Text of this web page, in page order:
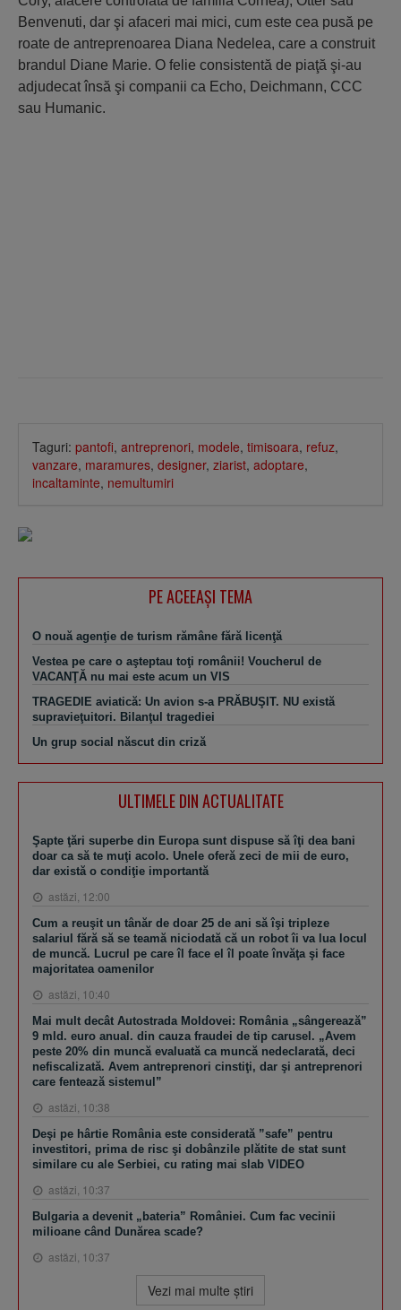
Benvenuti, dar şi afaceri mai mici, cum este cea pusă pe
roate de antreprenoarea Diana Nedelea, care a construit
brandul Diane Marie. O felie consistentă de piaţă şi-au
adjudecat însă şi companii ca Echo, Deichmann, CCC
sau Humanic.
Taguri: pantofi, antreprenori, modele, timisoara, refuz,
vanzare, maramures, designer, ziarist, adoptare,
incaltaminte, nemultumiri
PE ACEEAŞI TEMA
O nouă agenţie de turism rămâne fără licenţă
Vestea pe care o aşteptau toţi românii! Voucherul de
VACANŢĂ nu mai este acum un VIS
TRAGEDIE aviatică: Un avion s-a PRĂBUŞIT. NU există
supravieţuitori. Bilanţul tragediei
Un grup social născut din criză
ULTIMELE DIN ACTUALITATE
Şapte ţări superbe din Europa sunt dispuse să îţi dea bani
doar ca să te muţi acolo. Unele oferă zeci de mii de euro,
dar există o condiţie importantă
astăzi, 12:00
Cum a reuşit un tânăr de doar 25 de ani să îşi tripleze
salariul fără să se teamă niciodată că un robot îi va lua locul
de muncă. Lucrul pe care îl face el îl poate învăţa şi face
majoritatea oamenilor
astăzi, 10:40
Mai mult decât Autostrada Moldovei: România „sângerează”
9 mld. euro anual. din cauza fraudei de tip carusel. „Avem
peste 20% din muncă evaluată ca muncă nedeclarată, deci
nefiscalizată. Avem antreprenori cinstiţi, dar şi antreprenori
care fentează sistemul”
astăzi, 10:38
Deşi pe hârtie România este considerată ”safe” pentru
investitori, prima de risc şi dobânzile plătite de stat sunt
similare cu ale Serbiei, cu rating mai slab VIDEO
astăzi, 10:37
Bulgaria a devenit „bateria” României. Cum fac vecinii
milioane când Dunărea scade?
astăzi, 10:37
Vezi mai multe ştiri